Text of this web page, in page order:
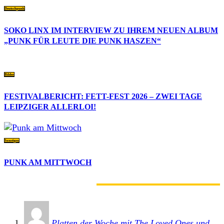
Deutschpunk
SOKO LINX IM INTERVIEW ZU IHREM NEUEN ALBUM
„PUNK FÜR LEUTE DIE PUNK HASZEN“
Bilder
FESTIVALBERICHT: FETT-FEST 2026 – ZWEI TAGE
LEIPZIGER ALLERLOI!
Sonstiges
PUNK AM MITTWOCH